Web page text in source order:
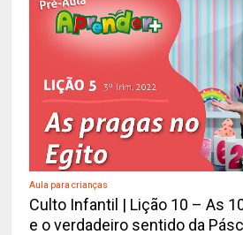
Aula para crianças
Culto Infantil | Lição 10 – As
e o verdadeiro sentido da